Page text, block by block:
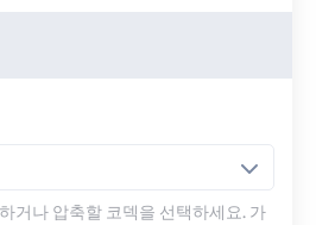
거나 압축할 코덱을 선택하세요. 가